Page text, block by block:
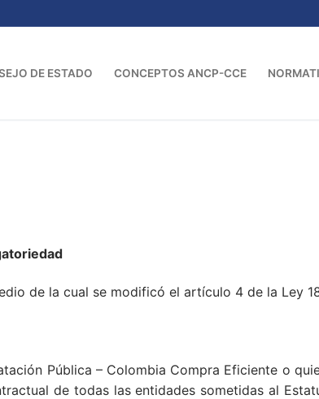
DE ESTADO CONCEPTOS ANCP-CCE
de la cual se modificó el artículo 4 de la Ley
Pública – Colombia Compra Eficiente o
de todas las entidades sometidas al